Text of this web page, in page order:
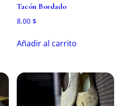
Tacón Bordado
8.00 $
Añadir al carrito